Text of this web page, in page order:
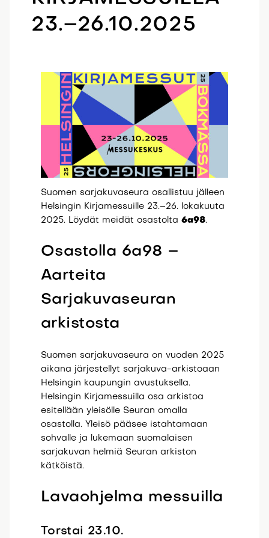
23.–26.10.2025
Suomen sarjakuvaseura osallistuu jälleen
Helsingin Kirjamessuille 23.–26. lokakuuta
2025. Löydät meidät osastolta 6a98.
Osastolla 6a98 –
Aarteita
Sarjakuvaseuran
arkistosta
Suomen sarjakuvaseura on vuoden 2025
aikana järjestellyt sarjakuva-arkistoaan
Helsingin kaupungin avustuksella.
Helsingin Kirjamessuilla osa arkistoa
esitellään yleisölle Seuran omalla
osastolla. Yleisö pääsee istahtamaan
sohvalle ja lukemaan suomalaisen
sarjakuvan helmiä Seuran arkiston
kätköistä.
Lavaohjelma messuilla
Torstai 23.10.